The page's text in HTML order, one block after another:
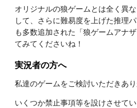
オリジナルの狼ゲームとは全く異
して、さらに難易度を上げた推理
も多数追加された「狼ゲームアナ
てみてくださいね！
実況者の方へ
私達のゲームをご検討いただきあ
いくつか禁止事項等を設けさせて